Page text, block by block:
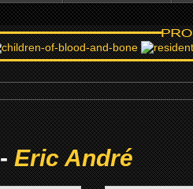
-Eric André